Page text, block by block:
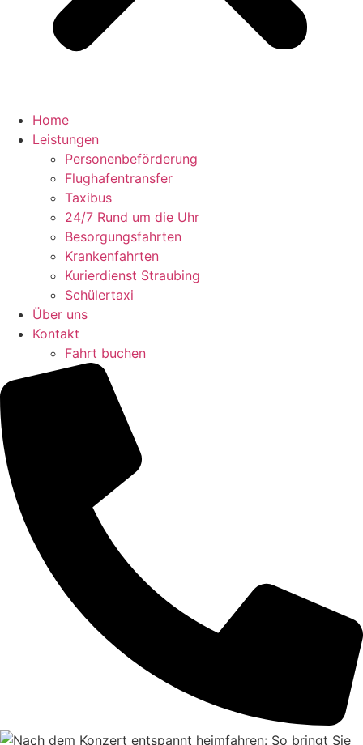
Home
Leistungen
Personenbeförderung
Flughafentransfer
Taxibus
24/7 Rund um die Uhr
Besorgungsfahrten
Krankenfahrten
Kurierdienst Straubing
Schülertaxi
Über uns
Kontakt
Fahrt buchen